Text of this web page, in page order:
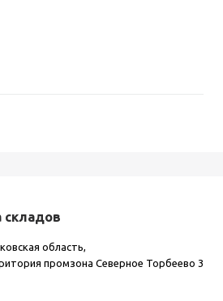
складов
область,
промзона Северное Торбеево 3